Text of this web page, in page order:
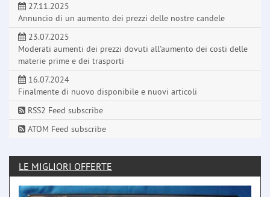
27.11.2025
Annuncio di un aumento dei prezzi delle nostre candele
23.07.2025
Moderati aumenti dei prezzi dovuti all'aumento dei costi delle
materie prime e dei trasporti
16.07.2024
Finalmente di nuovo disponibile e nuovi articoli
RSS2 Feed subscribe
ATOM Feed subscribe
LE MIGLIORI OFFERTE